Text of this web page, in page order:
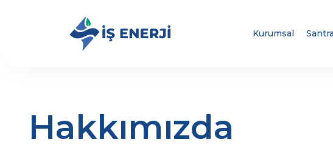
Kurumsal
Hakkımızda